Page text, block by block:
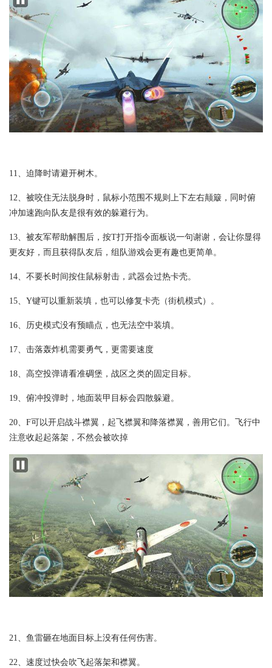
11、迫降时请避开树木。
12、被咬住无法脱身时，鼠标小范围不规则上下左右颠簸，同时俯
冲加速跑向队友是很有效的躲避行为。
13、被友军帮助解围后，按T打开指令面板说一句谢谢，会让你显得
更友好，而且获得队友后，组队游戏会更有趣也更简单。
14、不要长时间按住鼠标射击，武器会过热卡壳。
15、Y键可以重新装填，也可以修复卡壳（街机模式）。
16、历史模式没有预瞄点，也无法空中装填。
17、击落轰炸机需要勇气，更需要速度
18、高空投弹请看准碉堡，战区之类的固定目标。
19、俯冲投弹时，地面装甲目标会四散躲避。
20、F可以开启战斗襟翼，起飞襟翼和降落襟翼，善用它们。飞行中
注意收起起落架，不然会被吹掉
21、鱼雷砸在地面目标上没有任何伤害。
22、速度过快会吹飞起落架和襟翼。